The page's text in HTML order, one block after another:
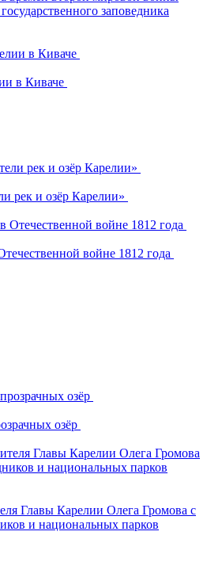
заповедника
в Киваче
рек и озёр Карелии»
войне 1812 года
озёр
Главы Карелии Олега Громова с
и национальных парков